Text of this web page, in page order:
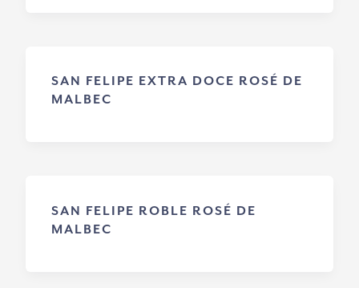
SAN FELIPE EXTRA DOCE ROSÉ DE
MALBEC
SAN FELIPE ROBLE ROSÉ DE
MALBEC